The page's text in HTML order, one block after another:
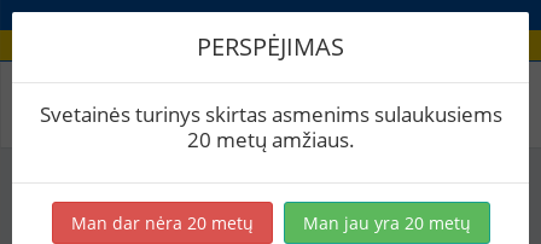
Receptas / Steinfeld mozaika
Virimai (4)
BeerXML
PERSPĖJIMAS
Svetainės turinys skirtas asmenims sulaukusiems
20 metų amžiaus.
Man dar nėra 20 metų Man jau yra 20 metų